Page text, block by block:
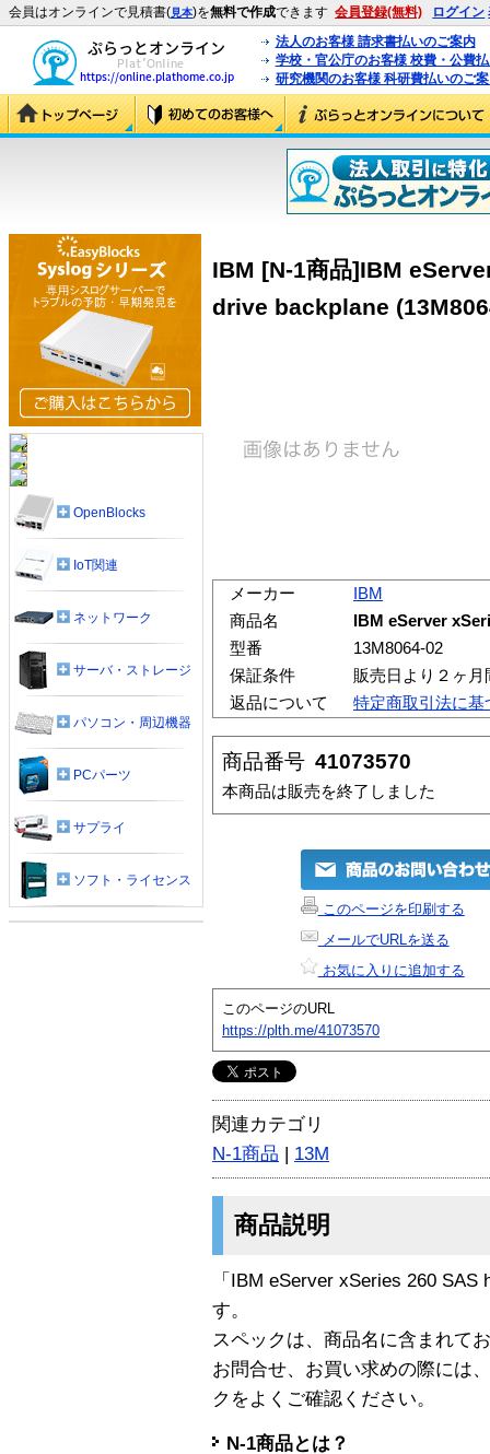
会員はオンラインで見積書(見本)を無料で作成できます 会員登録(無料) ログイン
法人のお客様 請求書払いのご案内
学校・官公庁のお客様 校費・公費
研究機関のお客様 科研費払いのご
IBM [N-1商品]IBM
drive backplane
メーカー
IBM
商品名
IBM eServer
型番
13M8064-02
保証条件
販売日より２ヶ
返品について
特定商取引法に基
商品番号 41073570
本商品は販売を終了しました
このページを印刷する
メールでURLを送る
お気に入りに追加する
このページのURL
https://plth.me/41073570
関連カテゴリ
N-1商品 | 13M
商品説明
「IBM eServer xSeries 260
す。
スペックは、商品名に含まれて
お問合せ、お買い求めの際には
クをよくご確認ください。
N-1商品とは？
OpenBlocks
IoT関連
ネットワーク
サーバ・ストレージ
パソコン・周辺機器
PCパーツ
サプライ
ソフト・ライセンス